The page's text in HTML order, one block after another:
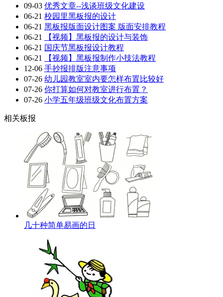
09-03 优秀文章--浅谈班级文化建设
06-21 校园里黑板报的设计
06-21 黑板报版面设计图案 版面安排教程
06-21
【视频】黑板报的设计与装饰
06-21 国庆节黑板报设计教程
06-21
【视频】黑板报制作小技法教程
12-06 手抄报排版注意事项
07-26 幼儿园教室室内要怎样布置比较好
07-26 你打算如何对教室进行布置？
07-26 小学五年级班级文化布置方案
相关板报
几十种简单易画的日